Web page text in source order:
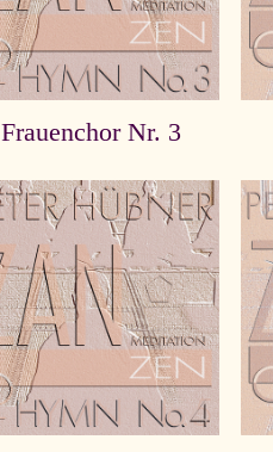
Frauenchor Nr. 3